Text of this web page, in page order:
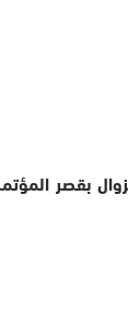
يوم السبت 5 أكتوبر 2024 على الساعة